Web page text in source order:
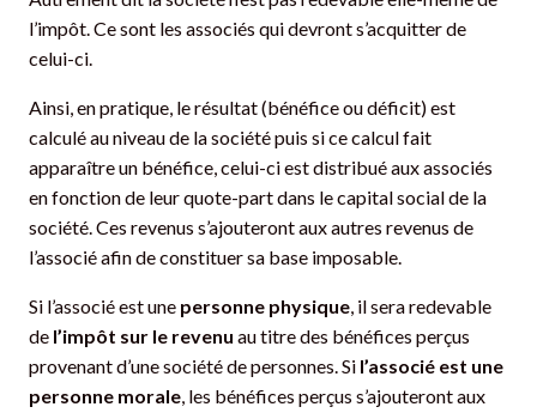
l’impôt. Ce sont les associés qui devront s’acquitter de
celui-ci.
Ainsi, en pratique, le résultat (bénéfice ou déficit) est
calculé au niveau de la société puis si ce calcul fait
apparaître un bénéfice, celui-ci est distribué aux associés
en fonction de leur quote-part dans le capital social de la
société. Ces revenus s’ajouteront aux autres revenus de
l’associé afin de constituer sa base imposable.
Si l’associé est une personne physique, il sera redevable
de l’impôt sur le revenu au titre des bénéfices perçus
provenant d’une société de personnes. Si l’associé est une
personne morale, les bénéfices perçus s’ajouteront aux